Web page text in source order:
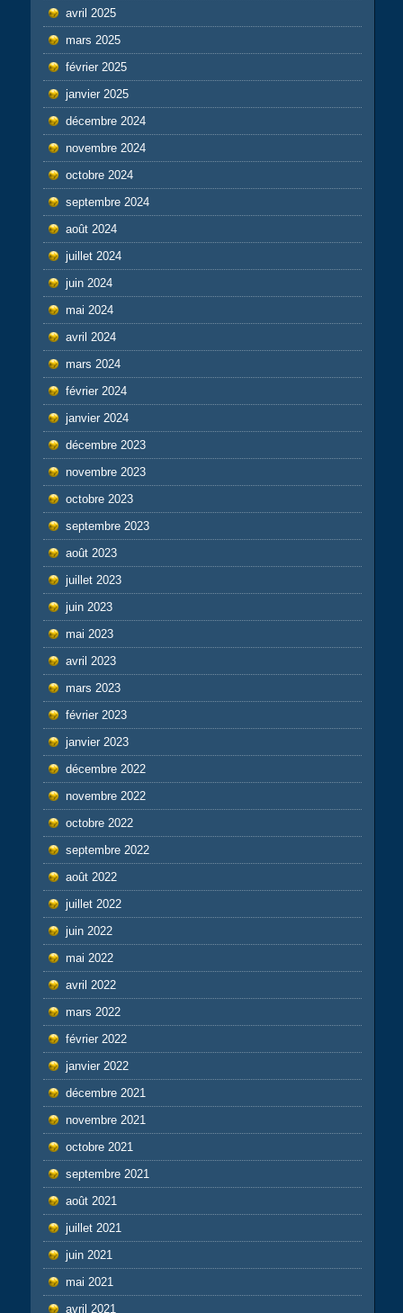
avril 2025
mars 2025
février 2025
janvier 2025
décembre 2024
novembre 2024
octobre 2024
septembre 2024
août 2024
juillet 2024
juin 2024
mai 2024
avril 2024
mars 2024
février 2024
janvier 2024
décembre 2023
novembre 2023
octobre 2023
septembre 2023
août 2023
juillet 2023
juin 2023
mai 2023
avril 2023
mars 2023
février 2023
janvier 2023
décembre 2022
novembre 2022
octobre 2022
septembre 2022
août 2022
juillet 2022
juin 2022
mai 2022
avril 2022
mars 2022
février 2022
janvier 2022
décembre 2021
novembre 2021
octobre 2021
septembre 2021
août 2021
juillet 2021
juin 2021
mai 2021
avril 2021